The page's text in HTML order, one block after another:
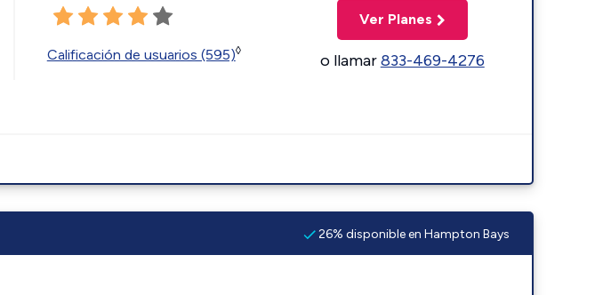
Calificación de usuarios (595)◊
Ver Planes
o llamar833-469-4276
26% disponible en Hampton Bays